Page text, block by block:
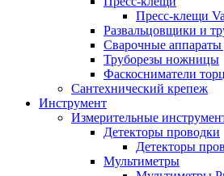
Пресс-клещи
Развальцовщики и
Сварочные аппараты
Труборезы ножницы
Фаскосниматели
Сантехнический крепеж
Инструмент
Измерительные
Детекторы проводки
Детекторы
Мультиметры